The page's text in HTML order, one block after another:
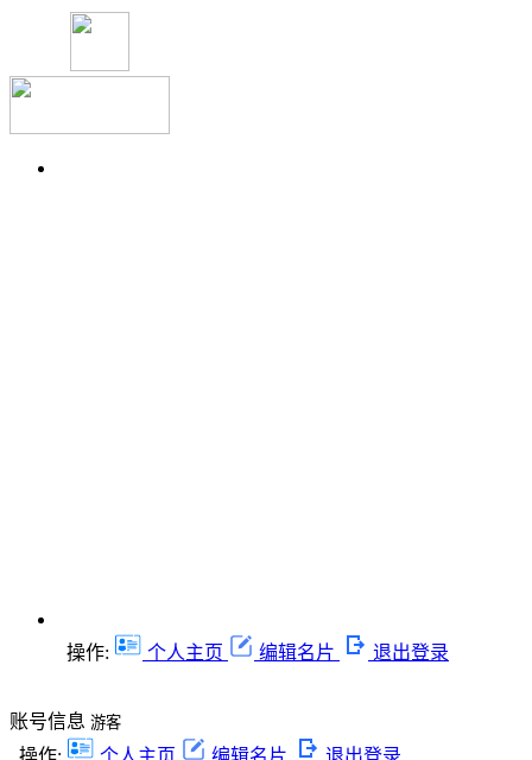
操作: 个人主页 编辑名片 退出登录
账号信息 游客
操作: 个人主页 编辑名片 退出登录